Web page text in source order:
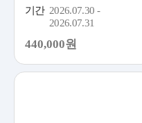
기간 2026.07.30 -
2026.07.31
440,000원